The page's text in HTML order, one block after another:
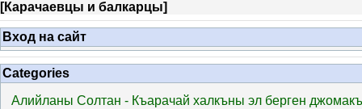
[Карачаевцы и балкарцы]
Вход на сайт
Categories
Алийланы Солтан - Къарачай халкъны эл берген